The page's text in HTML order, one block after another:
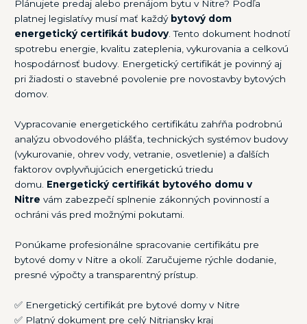
Plánujete predaj alebo prenájom bytu v Nitre? Podľa
platnej legislatívy musí mať každý bytový dom
energetický certifikát budovy. Tento dokument hodnotí
spotrebu energie, kvalitu zateplenia, vykurovania a celkovú
hospodárnosť budovy. Energetický certifikát je povinný aj
pri žiadosti o stavebné povolenie pre novostavby bytových
domov.
Vypracovanie energetického certifikátu zahŕňa podrobnú
analýzu obvodového plášťa, technických systémov budovy
(vykurovanie, ohrev vody, vetranie, osvetlenie) a ďalších
faktorov ovplyvňujúcich energetickú triedu
domu. Energetický certifikát bytového domu v
Nitre vám zabezpečí splnenie zákonných povinností a
ochráni vás pred možnými pokutami.
Ponúkame profesionálne spracovanie certifikátu pre
bytové domy v Nitre a okolí. Zaručujeme rýchle dodanie,
presné výpočty a transparentný prístup.
✅ Energetický certifikát pre bytové domy v Nitre
✅ Platný dokument pre celý Nitriansky kraj